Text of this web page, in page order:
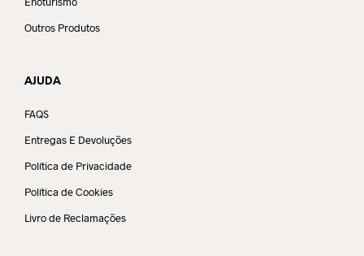
Outros Produtos
AJUDA
FAQS
Entregas E Devoluções
Política de Privacidade
Política de Cookies
Livro de Reclamações